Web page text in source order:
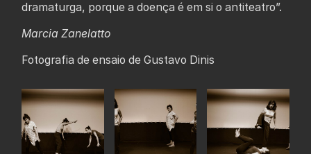
dramaturga, porque a doença é em si o antiteatro”.
Marcia Zanelatto
Fotografia de ensaio de Gustavo Dinis